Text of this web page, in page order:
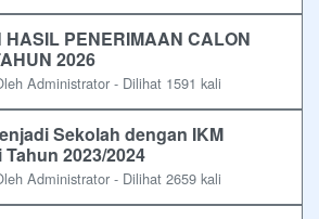
HASIL PENERIMAAN CALON
2026
Administrator - Dilihat 1591 kali
Sekolah dengan IKM
2023/2024
Administrator - Dilihat 2659 kali